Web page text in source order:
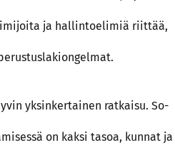
ja hal­lin­to­eli­miä riit­tää,
yk­sin­ker­tai­nen rat­kai­su. So­
on kak­si ta­soa, kun­nat ja